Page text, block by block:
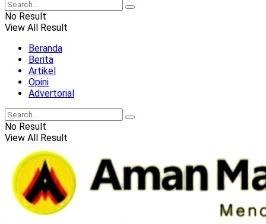
No Result
View All Result
Beranda
Berita
Artikel
Opini
Advertorial
No Result
View All Result